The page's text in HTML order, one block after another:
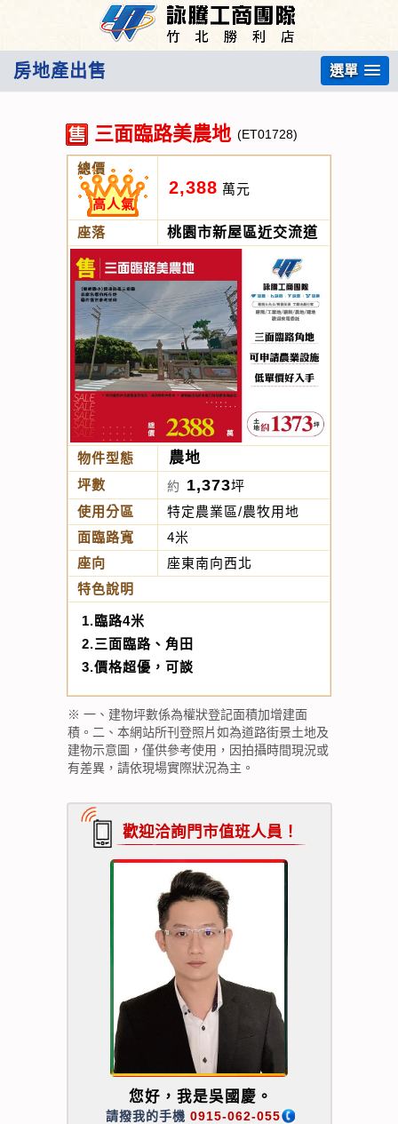
房地產出售 選單
三面臨路美農地 (ET01728)
總價
高人氣
2,388 萬元
座落 桃園市新屋區近交流道
物件型態 農地
坪數 約 1,373坪
使用分區
特定農業區/農牧用地
面臨路寬
4米
座向
座東南向西北
特色說明
1.臨路4米
2.三面臨路、角田
3.價格超優，可談
※ 一、建物坪數係為權狀登記面積加增建面
積。二、本網站所刊登照片如為道路街景土地及
建物示意圖，僅供參考使用，因拍攝時間現況或
有差異，請依現場實際狀況為主。
歡迎洽詢門市值班人員！
您好，我是吳國慶。
請撥我的手機 0915-062-055